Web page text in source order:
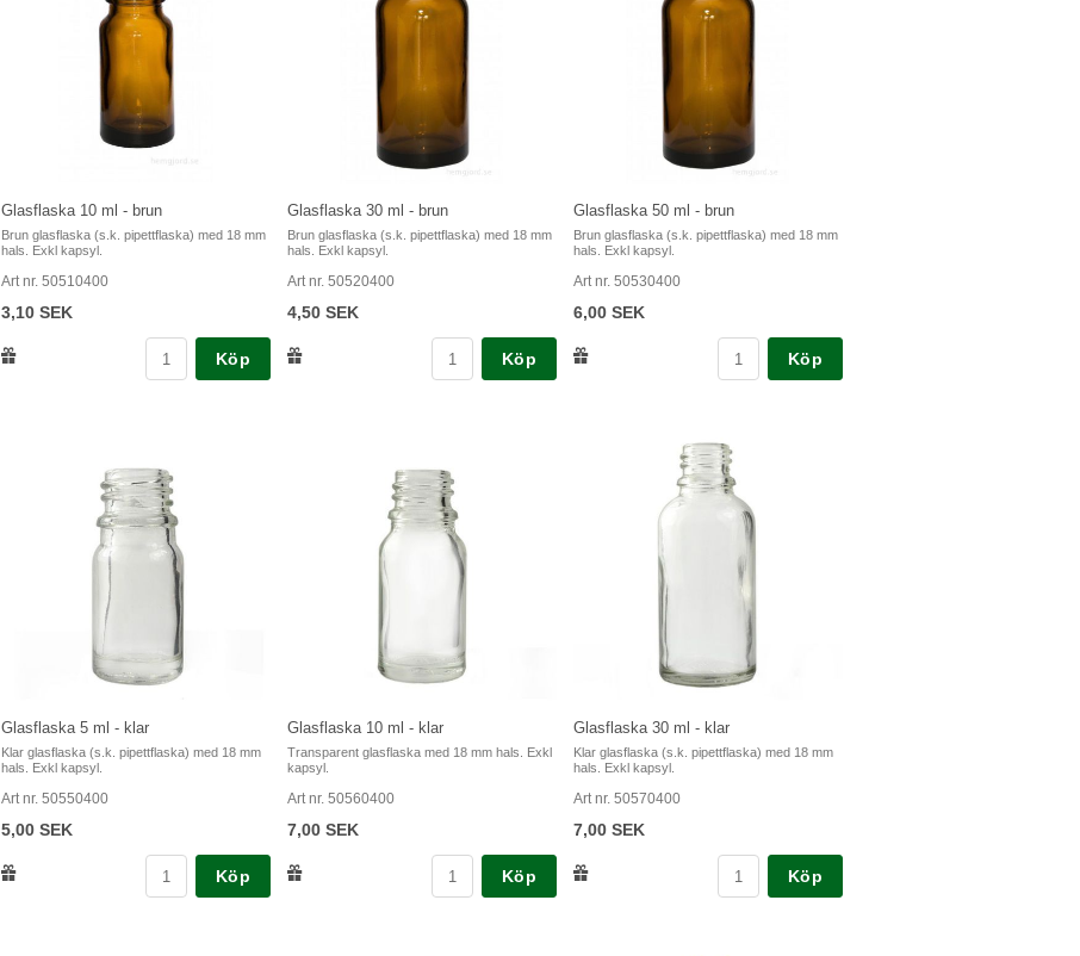
Glasflaska 10 ml - brun
Brun glasflaska (s.k. pipettflaska) med 18 mm
hals. Exkl kapsyl.
Art nr. 50510400
3,10 SEK
Köp
Glasflaska 30 ml - brun
Brun glasflaska (s.k. pipettflaska) med 18 mm
hals. Exkl kapsyl.
Art nr. 50520400
4,50 SEK
Köp
Glasflaska 50 ml - brun
Brun glasflaska (s.k. pipettflaska) med 18 mm
hals. Exkl kapsyl.
Art nr. 50530400
6,00 SEK
Köp
Glasflaska 5 ml - klar
Klar glasflaska (s.k. pipettflaska) med 18 mm
hals. Exkl kapsyl.
Art nr. 50550400
5,00 SEK
Köp
Glasflaska 10 ml - klar
Transparent glasflaska med 18 mm hals. Exkl
kapsyl.
Art nr. 50560400
7,00 SEK
Köp
Glasflaska 30 ml - klar
Klar glasflaska (s.k. pipettflaska) med 18 mm
hals. Exkl kapsyl.
Art nr. 50570400
7,00 SEK
Köp